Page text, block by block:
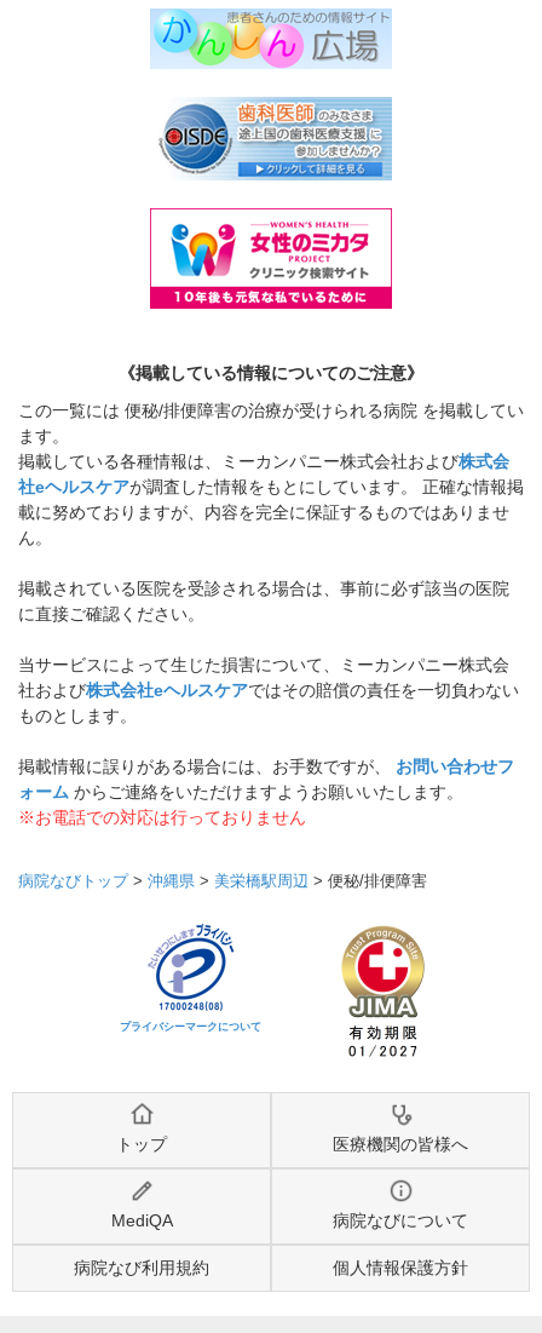
《掲載している情報についてのご注意》
この一覧には 便秘/排便障害の治療が受けられる病院 を掲載してい
ます。
掲載している各種情報は、ミーカンパニー株式会社および株式会
社eヘルスケアが調査した情報をもとにしています。 正確な情報掲
載に努めておりますが、内容を完全に保証するものではありませ
ん。
掲載されている医院を受診される場合は、事前に必ず該当の医院
に直接ご確認ください。
当サービスによって生じた損害について、ミーカンパニー株式会
社および株式会社eヘルスケアではその賠償の責任を一切負わない
ものとします。
掲載情報に誤りがある場合には、お手数ですが、 お問い合わせフ
ォーム からご連絡をいただけますようお願いいたします。
※お電話での対応は行っておりません
病院なびトップ> 沖縄県 > 美栄橋駅周辺 > 便秘/排便障害
プライバシーマークについて
トップ 医療機関の皆様へ
MediQA 病院なびについて
病院なび利用規約 個人情報保護方針